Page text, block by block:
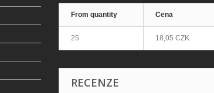
From quantity Cena
25 18,05 CZK
RECENZE